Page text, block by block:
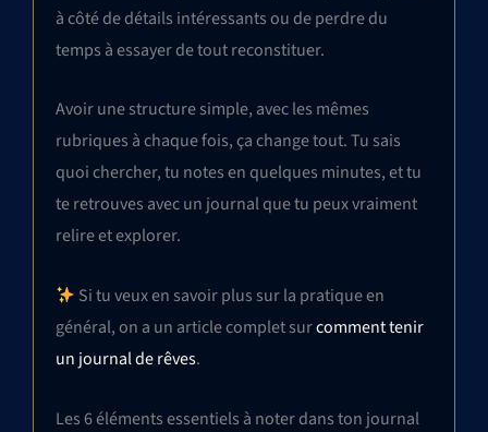
à côté de détails intéressants ou de perdre du
temps à essayer de tout reconstituer.
Avoir une structure simple, avec les mêmes
rubriques à chaque fois, ça change tout. Tu sais
quoi chercher, tu notes en quelques minutes, et tu
te retrouves avec un journal que tu peux vraiment
relire et explorer.
Si tu veux en savoir plus sur la pratique en
général, on a un article complet surcomment tenir
un journal de rêves.
Les 6 éléments essentiels à noter dans ton journal